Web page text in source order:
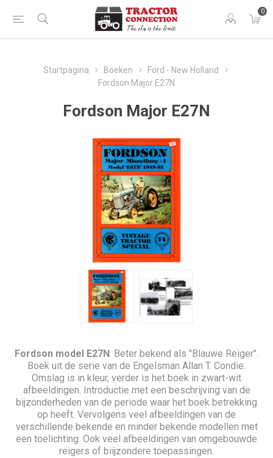
0
Startpagina Boeken
Ford - New Holland
Fordson Major E27N
Fordson Major E27N
Fordson model E27N . Beter bekend als "Blauwe Reiger".
Boek uit de serie van de Engelsman Allan T. Condie.
Omslag is in kleur, verder is het boek in zwart-wit
afbeeldingen. Introductie met een beschrijving van de
bijzonderheden van de periode waar het boek betrekking
op heeft. Vervolgens veel afbeeldingen van de
verschillende bekende en minder bekende modellen met
een toelichting. Ook veel afbeeldingen van omgebouwde
reigers of biijzondere toepassingen.